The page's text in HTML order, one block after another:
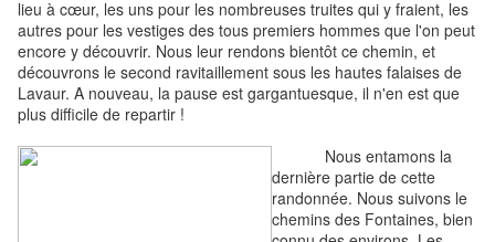
lieu à cœur, les uns pour les nombreuses truites qui y fraient, les
autres pour les vestiges des tous premiers hommes que l'on peut
encore y découvrir. Nous leur rendons bientôt ce chemin, et
découvrons le second ravitaillement sous les hautes falaises de
Lavaur. A nouveau, la pause est gargantuesque, il n'en est que
plus difficile de repartir !
Nous entamons la
dernière partie de cette
randonnée. Nous suivons le
chemins des Fontaines, bien